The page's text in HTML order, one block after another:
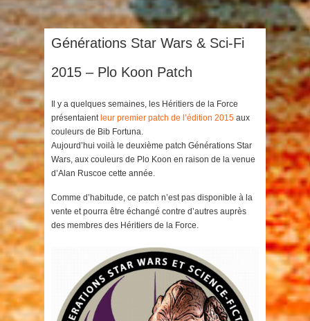
Générations Star Wars & Sci-Fi
2015 – Plo Koon Patch
Il y a quelques semaines, les Héritiers de la Force
présentaient leur premier patch de l’édition 2015 aux
couleurs de Bib Fortuna.
Aujourd’hui voilà le deuxième patch Générations Star
Wars, aux couleurs de Plo Koon en raison de la venue
d’Alan Ruscoe cette année.
Comme d’habitude, ce patch n’est pas disponible à la
vente et pourra être échangé contre d’autres auprès
des membres des Héritiers de la Force.